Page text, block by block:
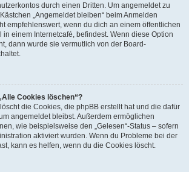
durch einen Dritten. Um angemeldet zu
„Angemeldet bleiben“ beim Anmelden
empfehlenswert, wenn du dich an einem öffentlichen
in einem Internetcafé, befindest. Wenn diese Option
dann wurde sie vermutlich von der Board-
Cookies löschen“?
die Cookies, die phpBB erstellt hat und die dafür
angemeldet bleibst. Außerdem ermöglichen
wie beispielsweise den „Gelesen“-Status – sofern
aktiviert wurden. Wenn du Probleme bei der
kann es helfen, wenn du die Cookies löscht.